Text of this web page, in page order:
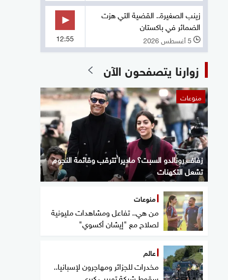
زينب الصغيرة.. القضية التي هزت
الضمائر في باكستان
l 5 أغسطس 2026 12:55
زوارنا يتصفحون الآن
منوعات
زفاف رونالدو السبت؟ ماديرا تترقب وقائمة النجوم
تشعل التكهنات
منوعات
من هي.. تفاعل ومشاهدات مليونية
لصلاح مع "إيشان أكسوي"
عالم
مخدرات للجزائر ومهاجرون لإسبانيا..